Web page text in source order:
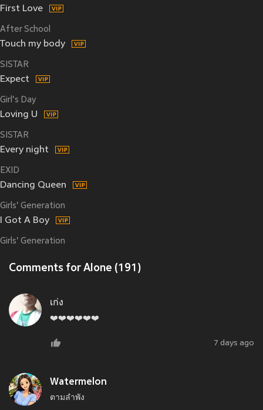
First Love
After School
Touch my body
SISTAR
Expect
Girl's Day
Loving U
SISTAR
Every night
EXID
Dancing Queen
Girls' Generation
I Got A Boy
Girls' Generation
Comments for Alone (191)
เก่ง
❤️❤️❤️❤️❤️❤️
7 days ago
Watermelon
ตามลำพัง